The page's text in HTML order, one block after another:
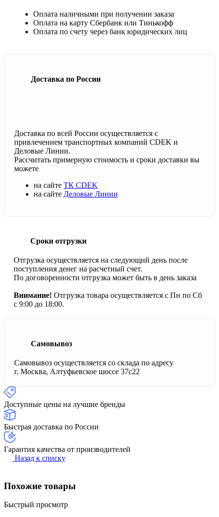
Оплата наличными при получении заказа
Оплата на карту Сбербанк или Тинькофф
Оплата по счету через банк юридических лиц
Доставка по России
Доставка по всей России осуществляется с
привлечением транспортных компаний CDEK и
Деловые Линии.
Рассчитать примерную стоимость и сроки доставки вы
можете
на сайте ТК CDEK
на сайте Деловые Линии
Сроки отгрузки
Отгрузка осуществляется на следующий день после
поступления денег на расчетный счет.
По договоренности отгрузка может быть в день заказа
Внимание! Отгрузка товара осуществляется с Пн по Сб
с 9:00 до 18:00.
Самовывоз
Самовывоз осуществляется со склада по адресу
г. Москва, Алтуфьевское шоссе 37с22
Доступные цены на лучшие бренды
Быстрая доставка по России
Гарантия качества от производителей
Назад к списку
Похожие товары
Быстрый просмотр